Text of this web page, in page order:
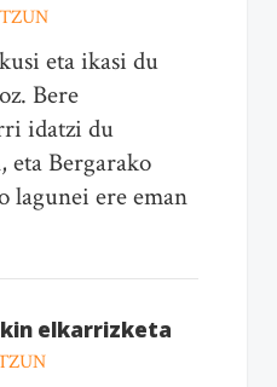
eta ikasi du
Bere
idatzi du
eta Bergarako
ere eman
elkarrizketa